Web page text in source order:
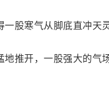
股寒气从脚底直冲天灵
推开，一股强大的气